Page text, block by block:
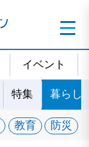
イベント
特集 暮らし
教育 防災